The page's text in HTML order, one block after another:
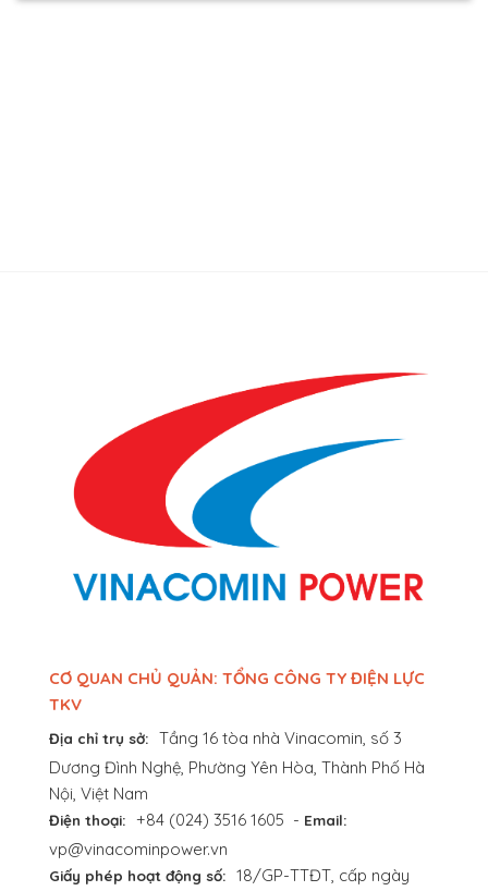
CƠ QUAN CHỦ QUẢN: TỔNG CÔNG TY ĐIỆN LỰC
TKV
Địa chỉ trụ sở: Tầng 16 tòa nhà Vinacomin, số 3
Dương Đình Nghệ, Phường Yên Hòa, Thành Phố Hà
Nội, Việt Nam
Điện thoại: +84 (024) 3516 1605 - Email:
vp@vinacominpower.vn
Giấy phép hoạt động số: 18/GP-TTĐT, cấp ngày